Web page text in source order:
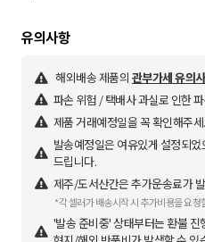
유의사항
해외배송 제품의 관부가세 유의
파손 위험 / 택배사 과실로 인한
제품 거래예정일을 꼭 확인해주
발송예정일은 여유있게 설정되
드립니다.
제주/도서산간은 추가운송료가
*각 셀러가 배송시작 시 추가비용을 요청
'발송 준비중' 상태부터는 환불 진